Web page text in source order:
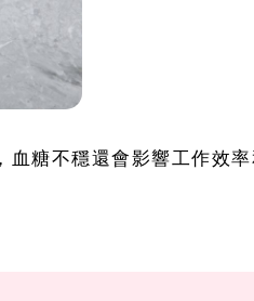
糖不穩還會影響工作效